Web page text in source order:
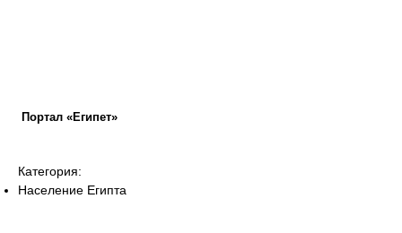
Портал «Египет»
Категория:
Население Египта